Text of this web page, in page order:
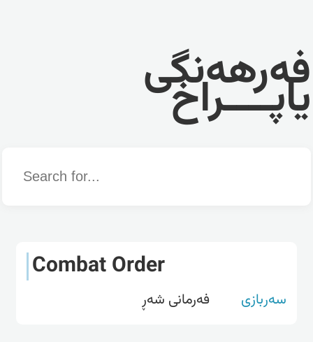
فەرهەنگی
یاپــــراخ
Word
Combat Order
سەربازی فەرمانی شەڕ